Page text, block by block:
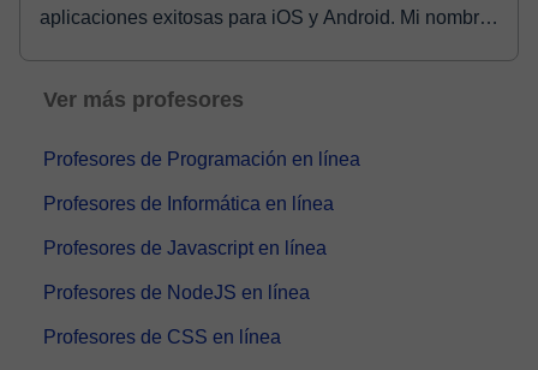
aplicaciones exitosas para iOS y Android. Mi nombre
Ver más profesores
Profesores de Programación en línea
Profesores de Informática en línea
Profesores de Javascript en línea
Profesores de NodeJS en línea
Profesores de CSS en línea